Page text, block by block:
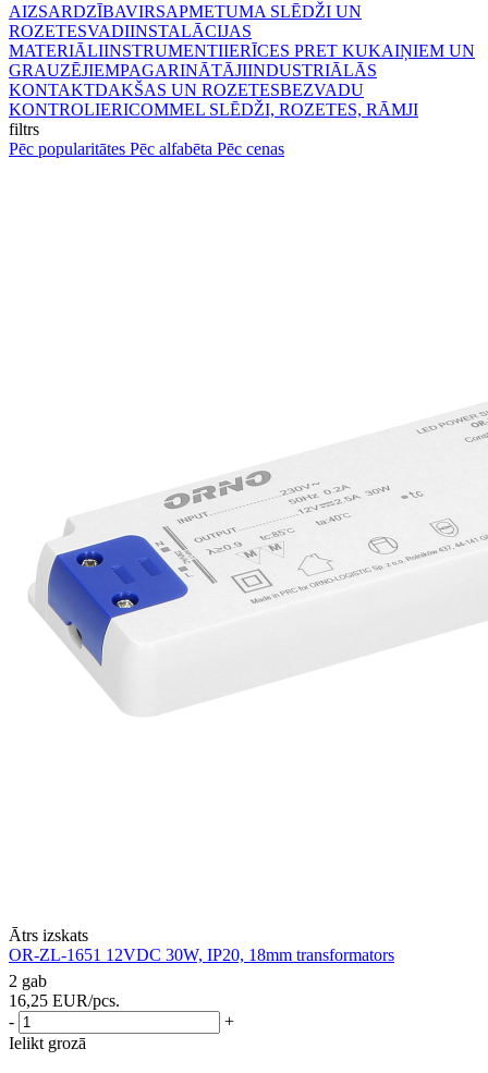
AIZSARDZĪBAVIRSAPMETUMA SLĒDŽI UN
ROZETESVADIINSTALĀCIJAS
MATERIĀLIINSTRUMENTIIERĪCES PRET KUKAIŅIEM UN
GRAUZĒJIEMPAGARINĀTĀJIINDUSTRIĀLĀS
KONTAKTDAKŠAS UN ROZETESBEZVADU
KONTROLIERICOMMEL SLĒDŽI, ROZETES, RĀMJI
filtrs
Pēc popularitātes Pēc alfabēta Pēc cenas
Ātrs izskats
OR-ZL-1651 12VDC 30W, IP20, 18mm transformators
2 gab
16,25 EUR/pcs.
-
+
Ielikt grozā